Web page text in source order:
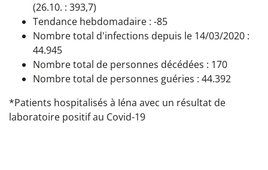
(26.10. : 393,7)
Tendance hebdomadaire : -85
Nombre total d'infections depuis le 14/03/2020 :
44.945
Nombre total de personnes décédées : 170
Nombre total de personnes guéries : 44.392
*Patients hospitalisés à Iéna avec un résultat de
laboratoire positif au Covid-19